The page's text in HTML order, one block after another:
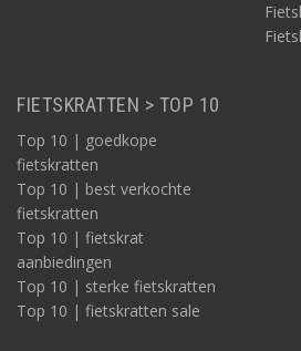
FIETSKRATTEN > TOP 10
Top 10 | goedkope
fietskratten
Top 10 | best verkochte
fietskratten
Top 10 | fietskrat
aanbiedingen
Top 10 | sterke fietskratten
Top 10 | fietskratten sale